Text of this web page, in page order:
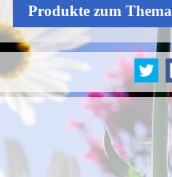
Produkte zum Thema